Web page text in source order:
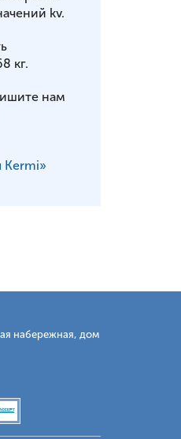
kv.
кг.
нам
Kermi»
набережная, дом